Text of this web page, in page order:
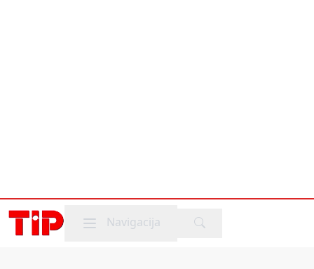
Mobile menu
Navigacija